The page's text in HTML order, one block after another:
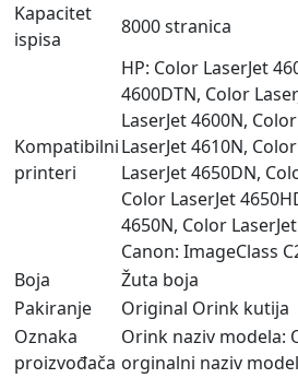
Kapacitet
ispisa
8000 stranica
Kompatibilni
printeri
HP: Color LaserJet
4600DTN, Color
LaserJet 4600N,
LaserJet 4610N,
LaserJet 4650DN,
Color LaserJet
4650N, Color
Canon: ImageClass
Boja
Žuta boja
Pakiranje
Original Orink kutija
Oznaka
proizvođača
Orink naziv modela:
orginalni naziv